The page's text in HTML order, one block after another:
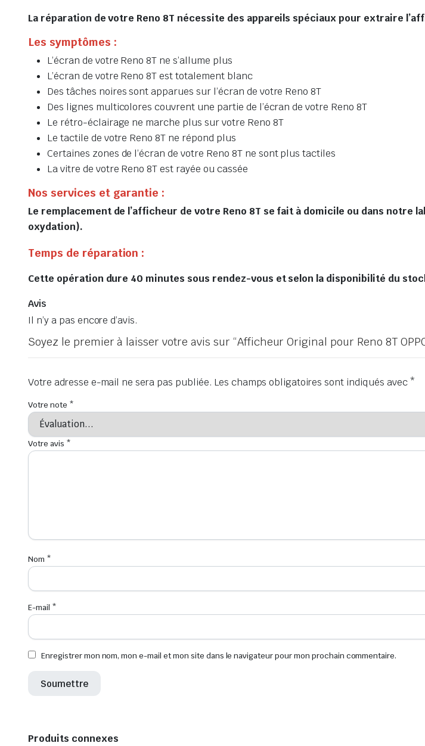
La réparation de votre Reno 8T nécessite des appareils spéciaux pour extraire
Les symptômes :
L’écran de votre Reno 8T ne s’allume plus
L’écran de votre Reno 8T est totalement blanc
Des tâches noires sont apparues sur l’écran de votre Reno 8T
Des lignes multicolores couvrent une partie de l’écran de votre Reno 8T
Le rétro-éclairage ne marche plus sur votre Reno 8T
Le tactile de votre Reno 8T ne répond plus
Certaines zones de l’écran de votre Reno 8T ne sont plus tactiles
La vitre de votre Reno 8T est rayée ou cassée
Nos services et garantie :
Le remplacement de l’afficheur de votre Reno 8T se fait à domicile ou dans
oxydation).
Temps de réparation :
Cette opération dure 40 minutes sous rendez-vous et selon la disponibilité du
Avis
Il n’y a pas encore d’avis.
Soyez le premier à laisser votre avis sur “Afficheur Original pour Reno 8T
Votre adresse e-mail ne sera pas publiée. Les champs obligatoires sont indiqués avec*
Votre note *
Votre avis *
Nom *
E-mail *
Enregistrer mon nom, mon e-mail et mon site dans le navigateur pour mon prochain commentaire.
Produits connexes